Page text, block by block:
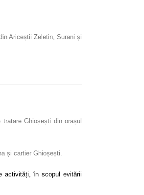
Ariceștii Zeletin, Surani și
Ghioșești din orașul
și cartier Ghioșești.
activități, în scopul evitării